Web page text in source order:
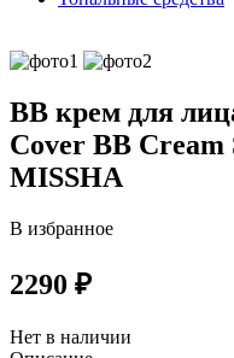
BB крем для
Cover BB Cream
MISSHA
В избранное
2290 ₽
Нет в наличии